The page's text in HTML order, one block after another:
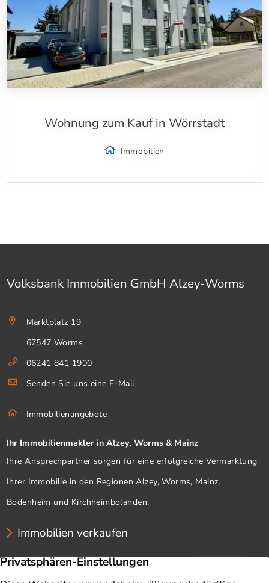
Wohnung zum Kauf in Wörrstadt
Immobilien
Volksbank Immobilien GmbH Alzey-Worms
Marktplatz 19
67547 Worms
06241 841 1900
Senden Sie uns eine E-Mail
Immobilienangebote
Ihr Immobilienmakler in Alzey, Worms & Mainz
Ihre Ansprechpartner sorgen für eine erfolgreiche Vermarktung
Ihrer Immobilie in den Regionen Alzey, Worms, Mainz,
Bodenheim und Kirchheimbolanden.
Immobilien verkaufen
Unternehmen